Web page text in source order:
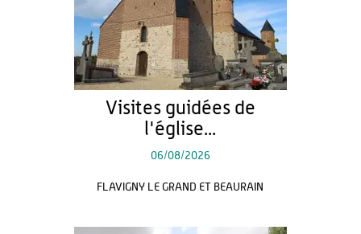
Visites guidées de
l'église...
06/08/2026
FLAVIGNY LE GRAND ET BEAURAIN